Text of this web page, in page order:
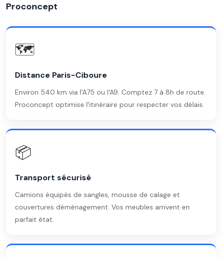
Proconcept
🗺️
Distance Paris-Ciboure
Environ 540 km via l'A75 ou l'A9. Comptez 7 à 8h de route.
Proconcept optimise l'itinéraire pour respecter vos délais.
📦
Transport sécurisé
Camions équipés de sangles, mousse de calage et
couvertures déménagement. Vos meubles arrivent en
parfait état.